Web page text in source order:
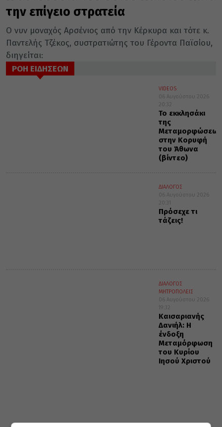
την επίγειο στρατεία
Ο νυν μοναχός Αρσένιος από την Κέρκυρα και τότε κ.
Παντελής Τζέκος, συστρατιώτης του Γέροντα Παϊσίου,
διηγείται:
ΡΟΗ ΕΙΔΗΣΕΩΝ
VIDEOS
06 Αυγούστου 2026
20:32
Το εκκλησάκι
της
Μεταμορφώσεως
στην Κορυφή
του Άθωνα
(βίντεο)
ΔΙΑΛΟΓΟΣ
06 Αυγούστου 2026
20:31
Πρόσεχε τι
τάζεις!
ΔΙΑΛΟΓΟΣ
ΜΗΤΡΟΠΟΛΕΙΣ
06 Αυγούστου 2026
19:32
Καισαριανής
Δανιήλ: Η
ένδοξη
Μεταμόρφωση
του Κυρίου
Ιησού Χριστού